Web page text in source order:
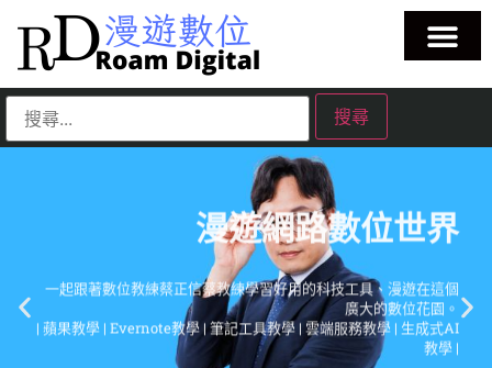
漫遊網路數位世界
一起跟著數位教練蔡正信蔡教練學習好用的科技工具、漫遊在這個
廣大的數位花園。
| 蘋果教學 | Evernote教學 | 筆記工具教學 | 雲端服務教學 | 生成式AI
教學 |